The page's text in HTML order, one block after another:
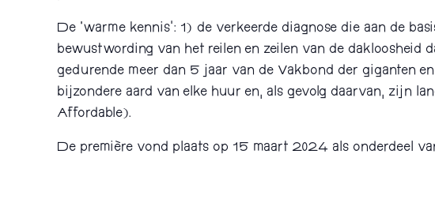
De ‘warme kennis’: 1) de verkeerde diagnose die aan de
bewustwording van het reilen en zeilen van de
gedurende meer dan 5 jaar van de Vakbond der giganten
bijzondere aard van elke huur en, als gevolg daarvan, zijn
Affordable).
De première vond plaats op 15 maart 2024 als onderdeel